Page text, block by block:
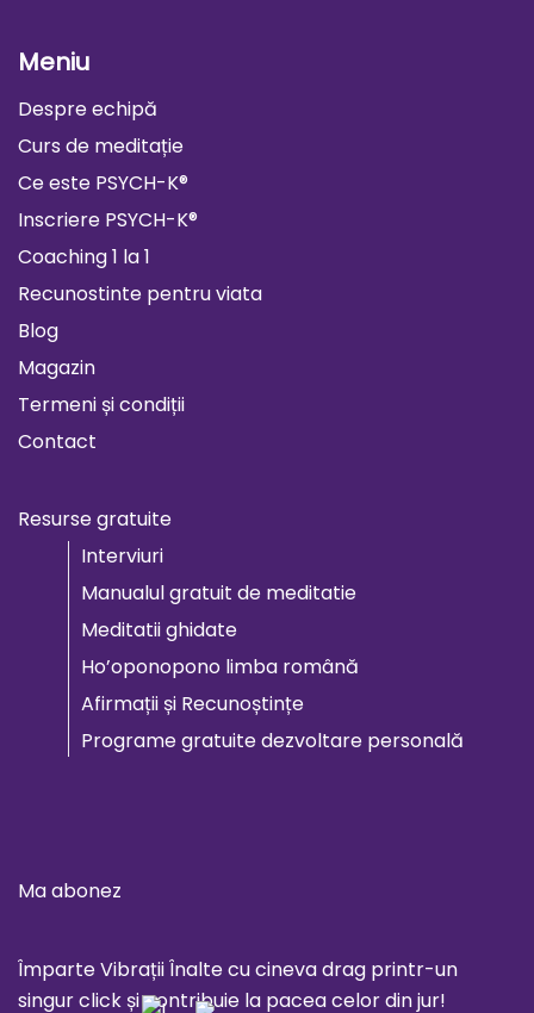
Meniu
Despre echipă
Curs de meditație
Ce este PSYCH-K®
Inscriere PSYCH-K®
Coaching 1 la 1
Recunostinte pentru viata
Blog
Magazin
Termeni și condiții
Contact
Resurse gratuite
Interviuri
Manualul gratuit de meditatie
Meditatii ghidate
Ho’oponopono limba română
Afirmații și Recunoștințe
Programe gratuite dezvoltare personală
Ma abonez
Împarte Vibrații Înalte cu cineva drag printr-un
singur click și contribuie la pacea celor din jur!